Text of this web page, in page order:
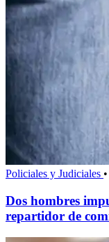
Policiales y Judiciales •
Dos hombres
repartidor de